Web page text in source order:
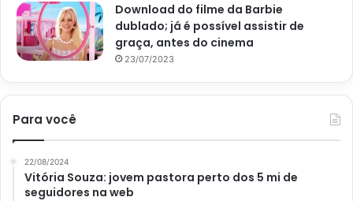
Download do filme da Barbie
dublado; já é possível assistir de
graça, antes do cinema
23/07/2023
Para você
22/08/2024
Vitória Souza: jovem pastora perto dos 5 mi de
seguidores na web